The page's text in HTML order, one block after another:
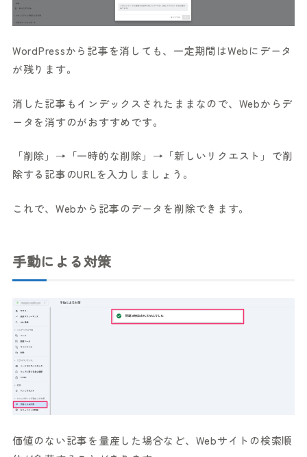
WordPressから記事を消しても、一定期間はWebにデータ
が残ります。
消した記事もインデックスされたままなので、Webからデ
ータを消すのがおすすめです。
「削除」→「一時的な削除」→「新しいリクエスト」で削
除する記事のURLを入力しましょう。
これで、Webから記事のデータを削除できます。
手動による対策
価値のない記事を量産した場合など、Webサイトの検索順